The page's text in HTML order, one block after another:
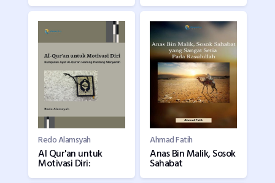
Redo Alamsyah
Al Qur'an untuk
Motivasi Diri:
Ahmad Fatih
Anas Bin Malik, Sosok
Sahabat